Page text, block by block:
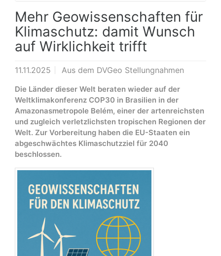
Mehr Geowissenschaften für
Klimaschutz: damit Wunsch
auf Wirklichkeit trifft
11.11.2025 Aus dem DVGeo Stellungnahmen
Die Länder dieser Welt beraten wieder auf der
Weltklimakonferenz COP30 in Brasilien in der
Amazonasmetropole Belém, einer der artenreichsten
und zugleich verletzlichsten tropischen Regionen der
Welt. Zur Vorbereitung haben die EU-Staaten ein
abgeschwächtes Klimaschutzziel für 2040
beschlossen.